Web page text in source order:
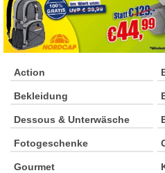
Action
Bekleidung
Dessous & Unterwäsche
Fotogeschenke
Gourmet